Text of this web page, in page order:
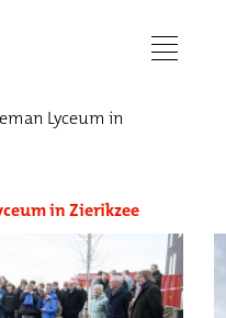
menu
Lyceum in
in Zierikzee